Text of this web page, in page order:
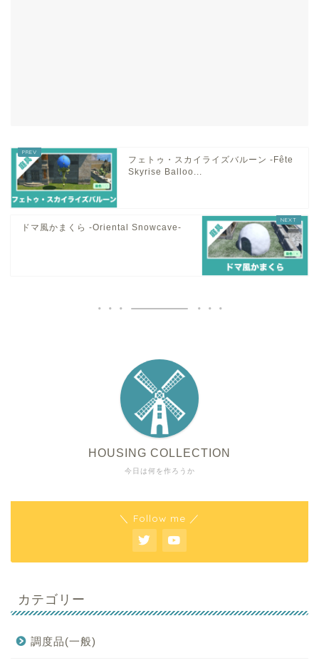
フェトゥ・スカイライズバルーン -Fête
Skyrise Balloo...
ドマ風かまくら -Oriental Snowcave-
今日は何を作ろうか
HOUSING COLLECTION
＼ Follow me ／
カテゴリー
調度品(一般)